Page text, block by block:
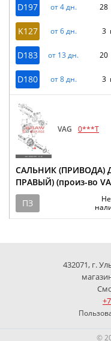
D197 от 4 дн.
K127 от 6 дн. 3
D183 от 13 дн.
D180 от 8 дн. 3
VAG 0***T
САЛЬНИК (ПРИВОДА)
ПРАВЫЙ) (произ-во
ПЗ
432071, г.
©